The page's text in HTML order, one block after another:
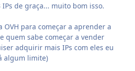
de graça... muito bom isso.
OVH para começar a aprender a
quem sabe começar a vender
adquirir mais IPs com eles eu
algum limite)